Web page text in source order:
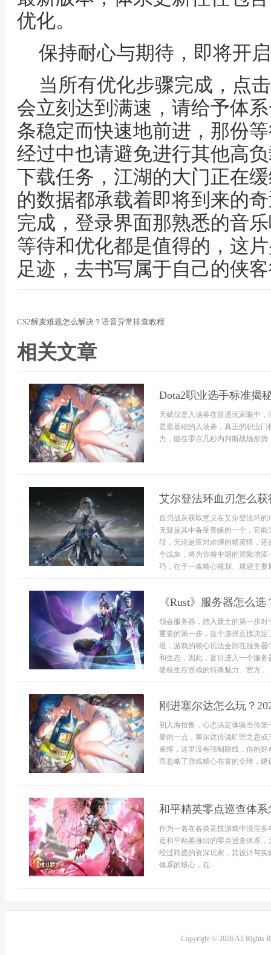
优化。
保持耐心与期待，即将开
当所有优化步骤完成，点
会立刻达到满速，请给予体
条稳定而快速地前进，那份
经过中也请避免进行其他高
下载任务，江湖的大门正在
的数据都承载着即将到来的
完成，登录界面那熟悉的音
等待和优化都是值得的，这
足迹，去书写属于自己的侠
CS2解麦难题怎么解决？语音异常排查教程
相关文章
Dota2职业选手标准揭
天赋仅是入场券在普通玩家眼中
是最基础的入场券，真正的职业
力，能在零点几秒内判断战场形
艾尔登法环血刃怎么
血刃战灰获取意义在艾尔登法环
无疑是其中备受青睐的一个，它
段，无论是应对难缠的精英怪，
个战灰，将为你前中期的冒险增
巧，在于一条精心规划、规避主要
《Rust》服务器怎么
领会服务器，踏入废土的第一步
重要的第一步，这个选择直接决
堪，游戏的核心玩法全部在服务
和生态，因此，盲目进入一个服
硬核生存游戏的特殊魅力。官方...
刚进塞尔达怎么玩？
初入海拉鲁，心态决定体验当你
要的一点，塞尔达传说旷野之息
束缚，这里没有强制路线，你的
而忽略了游戏精心布置的全球，
和平精英零点巡查体系
作为一名在各类竞技游戏中浸淫
近和平精英推出的零点巡查体系
经过筛选的资深玩家，其设计与
体系的核心，在...
Copyright © 2026 All Rights